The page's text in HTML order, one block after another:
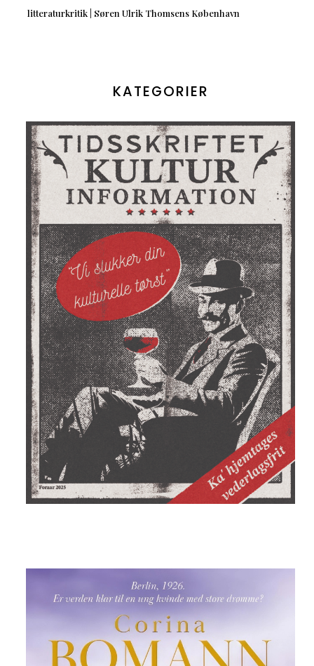
litteraturkritik | Søren Ulrik Thomsens København
KATEGORIER